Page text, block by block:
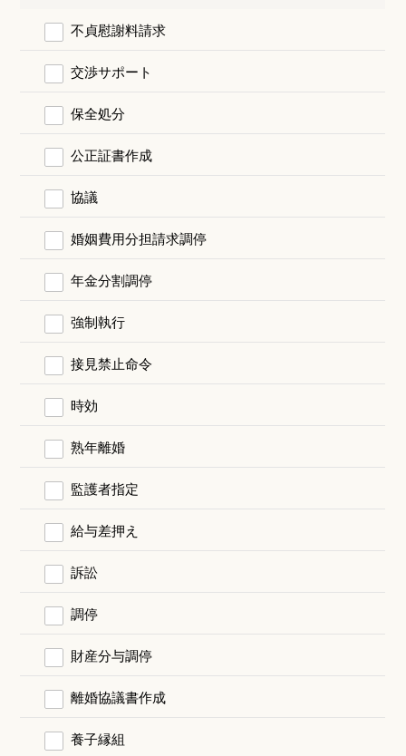
不貞慰謝料請求
交渉サポート
保全処分
公正証書作成
協議
婚姻費用分担請求調停
年金分割調停
強制執行
接見禁止命令
時効
熟年離婚
監護者指定
給与差押え
訴訟
調停
財産分与調停
離婚協議書作成
養子縁組